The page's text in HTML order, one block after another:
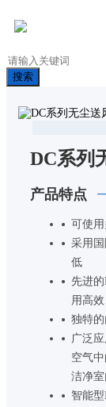
搜索
DC系列
产品特点
可使
采用
低
先进
用高
独特
广泛
空气
洁净
智能